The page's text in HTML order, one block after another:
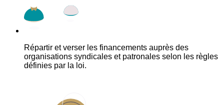
Répartir et verser les financements auprès des
organisations syndicales et patronales selon les règles
définies par la loi.